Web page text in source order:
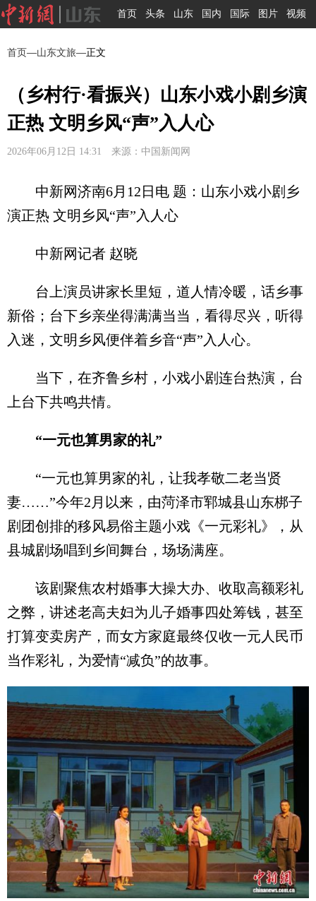
首页 头条 山东 国内 国际 图片 视频
首页—山东文旅—正文
（乡村行·看振兴）山东小戏小剧乡演
正热 文明乡风“声”入人心
2026年06月12日 14:31 来源：中国新闻网
中新网济南6月12日电 题：山东小戏小剧乡
演正热 文明乡风“声”入人心
中新网记者 赵晓
台上演员讲家长里短，道人情冷暖，话乡事
新俗；台下乡亲坐得满满当当，看得尽兴，听得
入迷，文明乡风便伴着乡音“声”入人心。
当下，在齐鲁乡村，小戏小剧连台热演，台
上台下共鸣共情。
“一元也算男家的礼”
“一元也算男家的礼，让我孝敬二老当贤
妻……”今年2月以来，由菏泽市郓城县山东梆子
剧团创排的移风易俗主题小戏《一元彩礼》，从
县城剧场唱到乡间舞台，场场满座。
该剧聚焦农村婚事大操大办、收取高额彩礼
之弊，讲述老高夫妇为儿子婚事四处筹钱，甚至
打算变卖房产，而女方家庭最终仅收一元人民币
当作彩礼，为爱情“减负”的故事。